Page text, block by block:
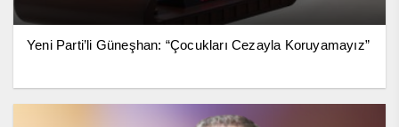
Yeni Parti’li Güneşhan: “Çocukları Cezayla Koruyamayız”